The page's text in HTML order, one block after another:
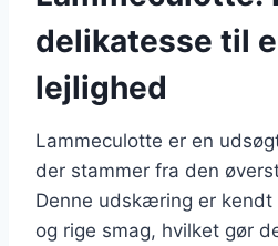
delikatesse til
lejlighed
Lammeculotte er en
der stammer fra den
Denne udskæring er
og rige smag, hvilket gør